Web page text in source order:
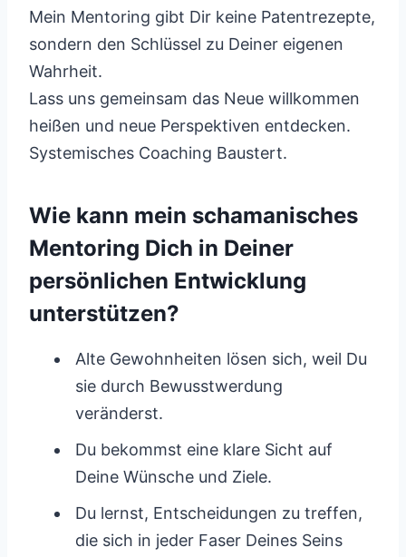
Mein Mentoring gibt Dir keine Patentrezepte,
sondern den Schlüssel zu Deiner eigenen
Wahrheit.
Lass uns gemeinsam das Neue willkommen
heißen und neue Perspektiven entdecken.
Systemisches Coaching Baustert.
Wie kann mein schamanisches
Mentoring Dich in Deiner
persönlichen Entwicklung
unterstützen?
Alte Gewohnheiten lösen sich, weil Du
sie durch Bewusstwerdung
veränderst.
Du bekommst eine klare Sicht auf
Deine Wünsche und Ziele.
Du lernst, Entscheidungen zu treffen,
die sich in jeder Faser Deines Seins